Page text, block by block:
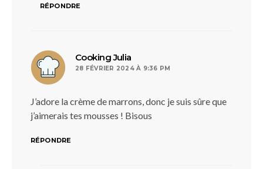
RÉPONDRE
Cooking Julia
28 FÉVRIER 2024 À 9:36 PM
J’adore la crème de marrons, donc je suis sûre que
j’aimerais tes mousses ! Bisous
RÉPONDRE